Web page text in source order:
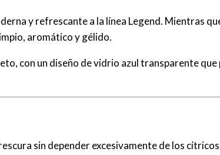
y refrescante a la línea Legend. Mientras
aromático y gélido.
con un diseño de vidrio azul transparente
sin depender excesivamente de los